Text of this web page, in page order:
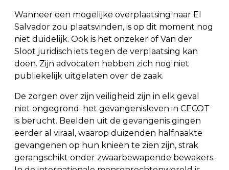
Wanneer een mogelijke overplaatsing naar El
Salvador zou plaatsvinden, is op dit moment nog
niet duidelijk. Ook is het onzeker of Van der
Sloot juridisch iets tegen de verplaatsing kan
doen. Zijn advocaten hebben zich nog niet
publiekelijk uitgelaten over de zaak.
De zorgen over zijn veiligheid zijn in elk geval
niet ongegrond: het gevangenisleven in CECOT
is berucht. Beelden uit de gevangenis gingen
eerder al viraal, waarop duizenden halfnaakte
gevangenen op hun knieën te zien zijn, strak
gerangschikt onder zwaarbewapende bewakers.